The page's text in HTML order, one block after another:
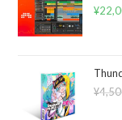
¥
¥